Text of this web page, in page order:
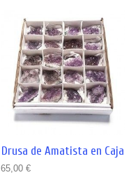
Drusa de Amatista en Caja
65,00 €